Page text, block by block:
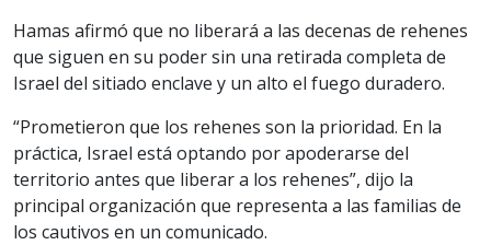
Hamas afirmó que no liberará a las decenas de rehenes
que siguen en su poder sin una retirada completa de
Israel del sitiado enclave y un alto el fuego duradero.
“Prometieron que los rehenes son la prioridad. En la
práctica, Israel está optando por apoderarse del
territorio antes que liberar a los rehenes”, dijo la
principal organización que representa a las familias de
los cautivos en un comunicado.